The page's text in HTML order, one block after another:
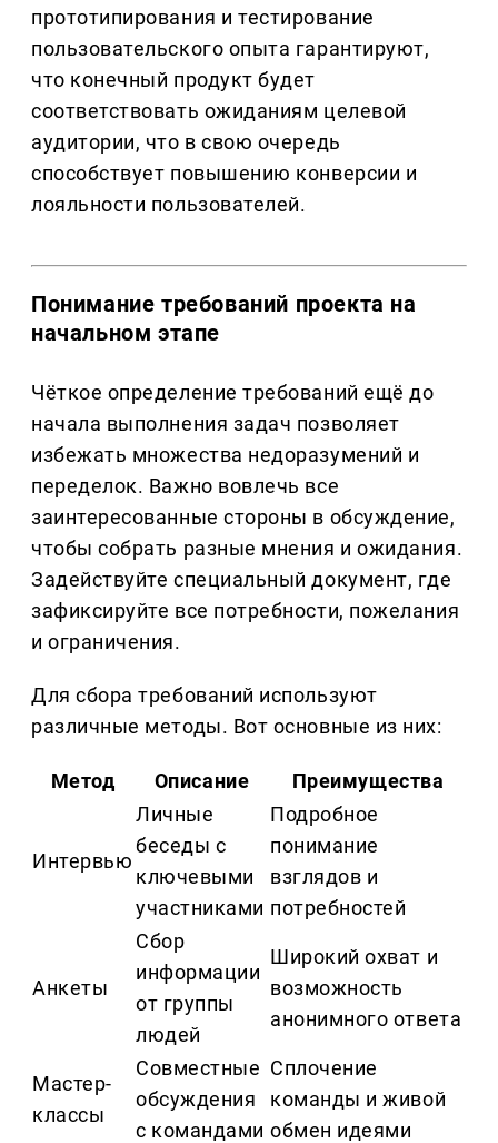
прототипирования и тестирование
пользовательского опыта гарантируют,
что конечный продукт будет
соответствовать ожиданиям целевой
аудитории, что в свою очередь
способствует повышению конверсии и
лояльности пользователей.
Понимание требований проекта на
начальном этапе
Чёткое определение требований ещё до
начала выполнения задач позволяет
избежать множества недоразумений и
переделок. Важно вовлечь все
заинтересованные стороны в обсуждение,
чтобы собрать разные мнения и ожидания.
Задействуйте специальный документ, где
зафиксируйте все потребности, пожелания
и ограничения.
Для сбора требований используют
различные методы. Вот основные из них:
Метод Описание Преимущества
Интервью
Личные
беседы с
ключевыми
участниками
Подробное
понимание
взглядов и
потребностей
Анкеты
Сбор
информации
от группы
людей
Широкий охват и
возможность
анонимного ответа
Мастер-
классы
Совместные
обсуждения
с командами
Сплочение
команды и живой
обмен идеями